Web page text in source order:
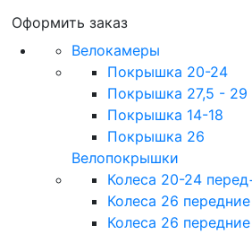
Оформить заказ
Велокамеры
Покрышка 20-24
Покрышка 27,5 - 29
Покрышка 14-18
Покрышка 26
Велопокрышки
Колеса 20-24
Колеса 26
Колеса 26